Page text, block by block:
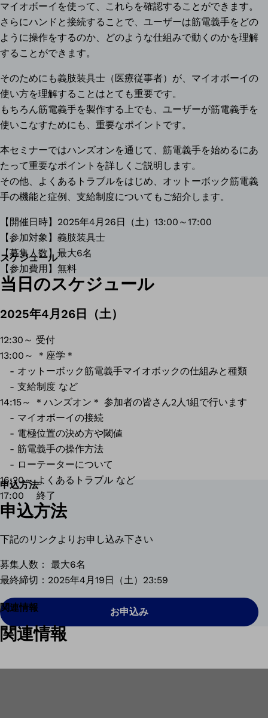
マイオボーイを使って、これらを確認することができます。
さらにハンドと接続することで、ユーザーは筋電義手をどの
ように操作をするのか、どのような仕組みで動くのかを理解
することができます。
そのためにも義肢装具士（医療従事者）が、マイオボーイの
使い方を理解することはとても重要です。
もちろん筋電義手を製作する上でも、ユーザーが筋電義手を
使いこなすためにも、重要なポイントです。
本セミナーではハンズオンを通じて、筋電義手を始めるにあ
たって重要なポイントを詳しくご説明します。
その他、よくあるトラブルをはじめ、オットーボック筋電義
手の機能と症例、支給制度についてもご紹介します。
【開催日時】2025年4月26日（土）13:00～17:00
【参加対象】義肢装具士
【募集人数】最大6名
【参加費用】無料
スケジュール
当日のスケジュール
2025年4月26日（土）
12:30～ 受付
13:00～ ＊座学＊
- オットーボック筋電義手マイオボックの仕組みと種類
- 支給制度 など
14:15～ ＊ハンズオン＊ 参加者の皆さん2人1組で行います
- マイオボーイの接続
- 電極位置の決め方や閾値
- 筋電義手の操作方法
- ローテーターについて
16:20～ よくあるトラブル など
17:00 終了
申込方法
申込方法
下記のリンクよりお申し込み下さい
募集人数： 最大6名
最終締切：2025年4月19日（土）23:59
お申込み
関連情報
関連情報